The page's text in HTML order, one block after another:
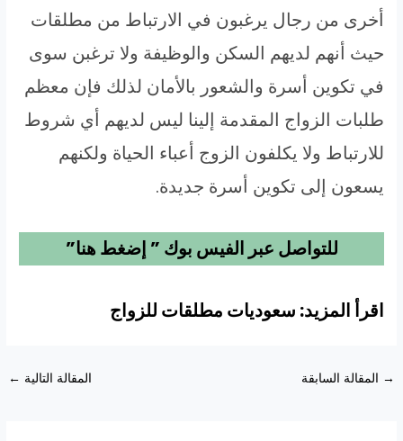
أخرى من رجال يرغبون في الارتباط من مطلقات
حيث أنهم لديهم السكن والوظيفة ولا ترغبن سوى
في تكوين أسرة والشعور بالأمان لذلك فإن معظم
طلبات الزواج المقدمة إلينا ليس لديهم أي شروط
للارتباط ولا يكلفون الزوج أعباء الحياة ولكنهم
يسعون إلى تكوين أسرة جديدة.
للتواصل عبر الفيس بوك ” إضغط هنا”
اقرأ المزيد: سعوديات مطلقات للزواج
Post
→ المقالة السابقة المقالة التالية ←